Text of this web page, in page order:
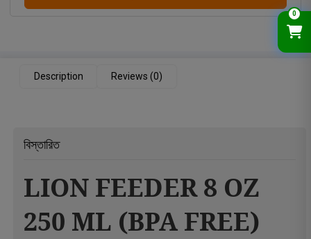
Description Reviews (0)
বিস্তারিত
LION FEEDER 8 OZ
250 ML (BPA FREE)
0